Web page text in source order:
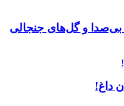
بی‌صدا و گل‌های جنجالی
داغ!